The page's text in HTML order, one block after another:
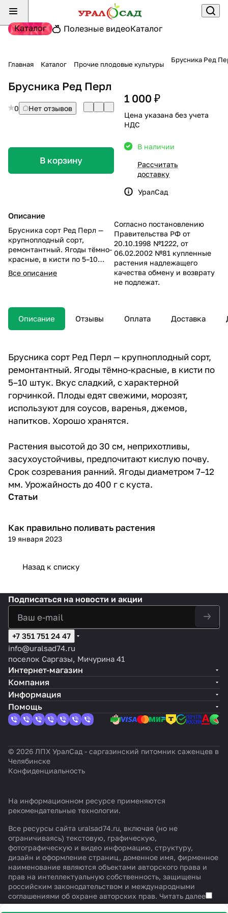
Каталог Полезные видеоКаталог
Главная Каталог Прочие плодовые культуры
Брусника Ред
Брусника Ред Перл
0 Нет отзывов
В корзину
Описание
Брусника сорт Ред Перл —
крупноплодный сорт,
ремонтантный. Ягоды тёмно-
красные, в кисти по 5–10
штук.
Все описание
1 000 ₽
Цена указана без учета
НДС
В наличии
Рассчитать
доставку
УралСад
Согласно постановлению
Правительства РФ от
20.10.1998 №1222, от
06.02.2002 №81 купленные
растения надлежащего
качества обмену и возврату
не подлежат.
Описание Отзывы Оплата Доставка
Брусника сорт Ред Перл — крупноплодный сорт,
ремонтантный. Ягоды тёмно-красные, в кисти по
5–10 штук. Вкус сладкий, с характерной
горчинкой. Плоды едят свежими, морозят,
используют для соусов, варенья, джемов,
напитков. Хорошо хранятся.
Растения высотой до 30 см, неприхотливы,
засухоустойчивы, предпочитают кислую почву.
Срок созревания ранний. Ягоды диаметром 7–12
мм. Урожайность до 400 г с куста.
Статьи
Посадка и уход
Как правильно поливать растения
19 января 2023
Назад к списку
Подписаться на новости и акции
+7 351 751 24 47
info@uralsad74.ru
поселок Саргазы, Мичурина 41
Интернет-магазин
Компания
Информация
Помощь
© 2026 ЛПХ УралСад - саргазинский питомник саженцев в
Челябинске
Конфиденциальность
На информационном ресурсе применяются
рекомендательные технологии.
Все ресурсы сайта uralsad74.ru, включая (но не
ограничиваясь) текстовую, графическую,
фотографическую и видео информацию, структуру,
дизайн и оформление страниц, доменное имя, фирменное
наименование являются объектами авторского права и
прав на интеллектуальную собственность, защищены
российским законодательством и международными
соглашениями об охране авторских прав. Читать далее